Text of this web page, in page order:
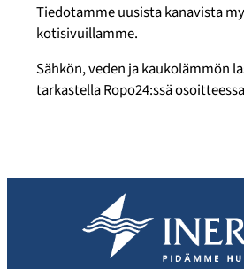
Tiedotamme uusista kanavista
kotisivuillamme.
Sähkön, veden ja kaukolämmön
tarkastella Ropo24:ssä